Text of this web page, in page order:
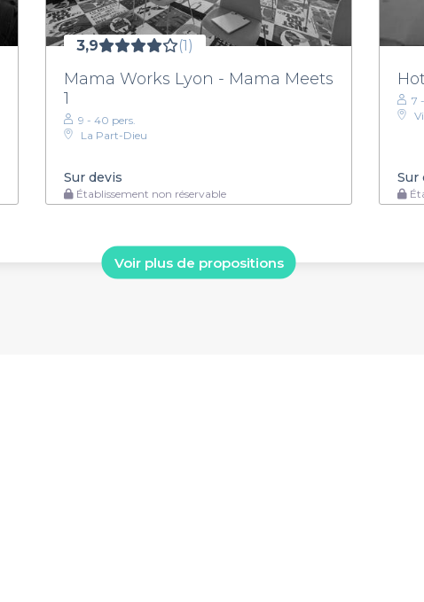
3,9 (1)
Mama Works Lyon - Mama Meets
1
9 - 40 pers.
La Part-Dieu
Sur devis
Établissement non réservable
7
Sur
Voir plus de propositions